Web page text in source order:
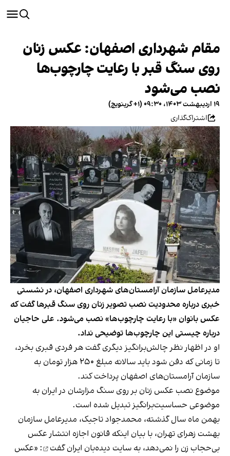
مقام شهرداری اصفهان: عکس زنان
روی سنگ قبر با رعایت چارچوب‌ها
نصب می‌شود
۱۹ اردیبهشت ۱۴۰۳، ۰۹:۳۰ (‎+۱ گرینویچ)
اشتراک‌گذاری
مدیر‌عامل سازمان آرامستان‌های شهرداری اصفهان، در نشستی
خبری درباره محدودیت نصب تصویر زنان روی سنگ قبرها گفت که
عکس بانوان «با رعایت چارچوب‌ها» نصب می‌شود. علی حاجیان
درباره چیستی این چارچوب‌ها توضیحی نداد.
او در اظهار نظر چالش‌برانگیز دیگری گفت هر فردی قبری بخرد،
تا زمانی که دفن شود باید سالانه مبلغ ۲۵۰ هزار تومان به
سازمان آرامستان‌های اصفهان پرداخت کند.
موضوع نصب عکس زنان بر روی سنگ مزارشان در ایران به
موضوعی حساسیت‌برانگیز تبدیل شده است.
بهمن ماه سال گذشته، محمدجواد تاجیک، مدیر‌عامل سازمان
بهشت زهرای تهران، با بیان اینکه قانون اجازه انتشار عکس
بی‌حجاب زن را نمی‌دهد، به سایت دیده‌بان ایرانگفت
: «عکس